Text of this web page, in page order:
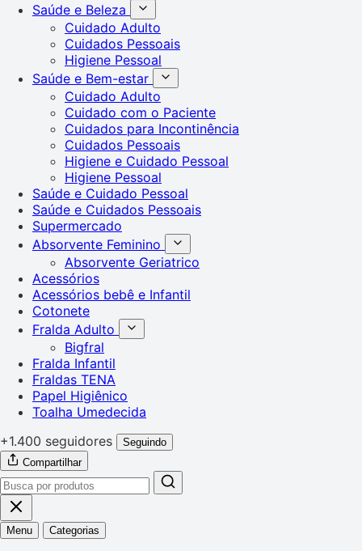
Saúde e Beleza
Cuidado Adulto
Cuidados Pessoais
Higiene Pessoal
Saúde e Bem-estar
Cuidado Adulto
Cuidado com o Paciente
Cuidados para Incontinência
Cuidados Pessoais
Higiene e Cuidado Pessoal
Higiene Pessoal
Saúde e Cuidado Pessoal
Saúde e Cuidados Pessoais
Supermercado
Absorvente Feminino
Absorvente Geriatrico
Acessórios
Acessórios bebê e Infantil
Cotonete
Fralda Adulto
Bigfral
Fralda Infantil
Fraldas TENA
Papel Higiênico
Toalha Umedecida
+1.400 seguidores
Seguindo
Compartilhar
Menu Categorias